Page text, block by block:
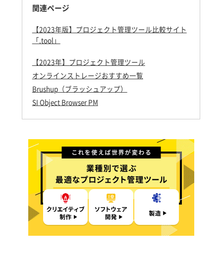
関連ページ
【2023年版】プロジェクト管理ツール比較サイト
「.tool」
【2023年】プロジェクト管理ツール
オンラインストレージおすすめ一覧
Brushup（ブラッシュアップ）
SI Object Browser PM